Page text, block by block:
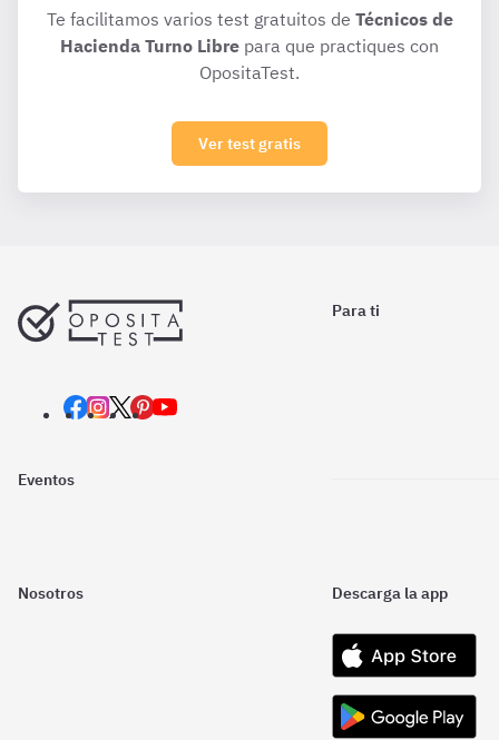
Te facilitamos varios test gratuitos de Técnicos de
Hacienda Turno Libre para que practiques con
OpositaTest.
Ver test gratis
Para ti
Eventos
Nosotros Descarga la app